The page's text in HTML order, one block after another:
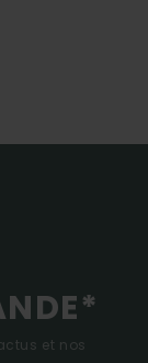
et nos